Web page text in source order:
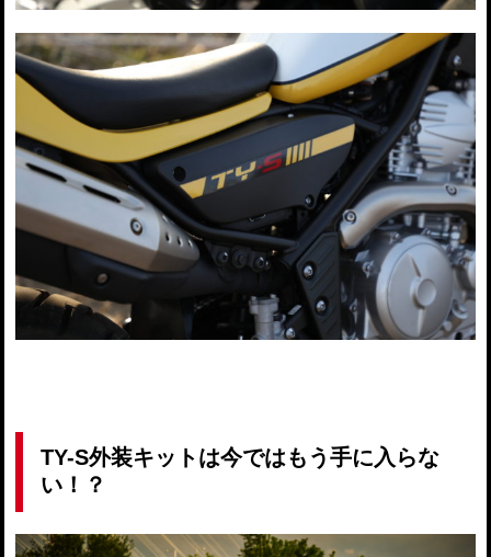
TY-S外装キットは今ではもう手に入らな
い！？